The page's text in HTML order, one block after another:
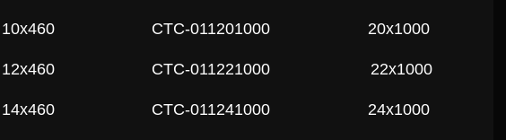
10x460 СTC-011201000 20x1000
12x460 СTC-011221000 22x1000
14x460 СTC-011241000 24x1000